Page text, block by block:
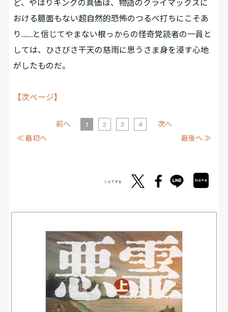
ど、やはりキングの真価は、物語のクライマックスに
おける臆面もない超自然的恐怖のつるべ打ちにこそあ
り……と信じてやまない根っからの怪奇党読者の一員と
しては、ひさびさ干天の慈雨に思うさま身を浸す心地
がしたものだ。
【次ページ】
≪ 最初へ
前へ 1 2 3 4
次へ
最後へ ≫
シェアする